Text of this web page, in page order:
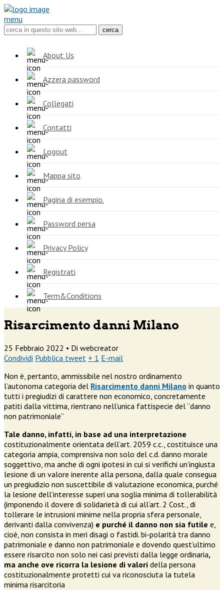
menu
About Us
Azzera password
Collegati
Contatti
Logout
Mappa sito
Pagina di esempio.
Password persa
Privacy Policy
Registrati
Term&Conditions
Risarcimento danni Milano
25 Febbraio 2022 • Di webcreator
Condividi Pubblica tweet + 1 E-mail
Non è, pertanto, ammissibile nel nostro ordinamento
l’autonoma categoria del Risarcimento danni Milano in quanto
tutti i pregiudizi di carattere non economico, concretamente
patiti dalla vittima, rientrano nell’unica fattispecie del “danno
non patrimoniale”
Tale danno, infatti, in base ad una interpretazione
costituzionalmente orientata dell’art. 2059 c.c., costituisce una
categoria ampia, comprensiva non solo del c.d. danno morale
soggettivo, ma anche di ogni ipotesi in cui si verifichi un’ingiusta
lesione di un valore inerente alla persona, dalla quale consegua
un pregiudizio non suscettibile di valutazione economica, purché
la lesione dell’interesse superi una soglia minima di tollerabilità
(imponendo il dovere di solidarietà di cui all’art. 2 Cost., di
tollerare le intrusioni minime nella propria sfera personale,
derivanti dalla convivenza) e purché il danno non sia futile e,
cioè, non consista in meri disagi o fastidi. bi-polarità tra danno
patrimoniale e danno non patrimoniale e dovendo quest’ultimo
essere risarcito non solo nei casi previsti dalla legge ordinaria,
ma anche ove ricorra la lesione di valori della persona
costituzionalmente protetti cui va riconosciuta la tutela
minima risarcitoria